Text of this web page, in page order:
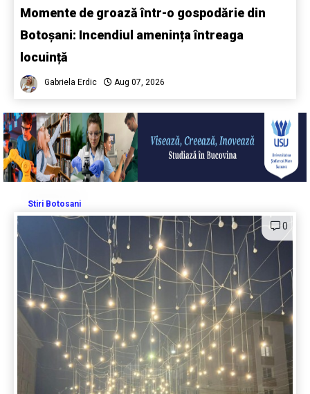
Momente de groază într-o gospodărie din
Botoșani: Incendiul amenința întreaga
locuință
Gabriela Erdic Aug 07, 2026
Stiri Botosani
0